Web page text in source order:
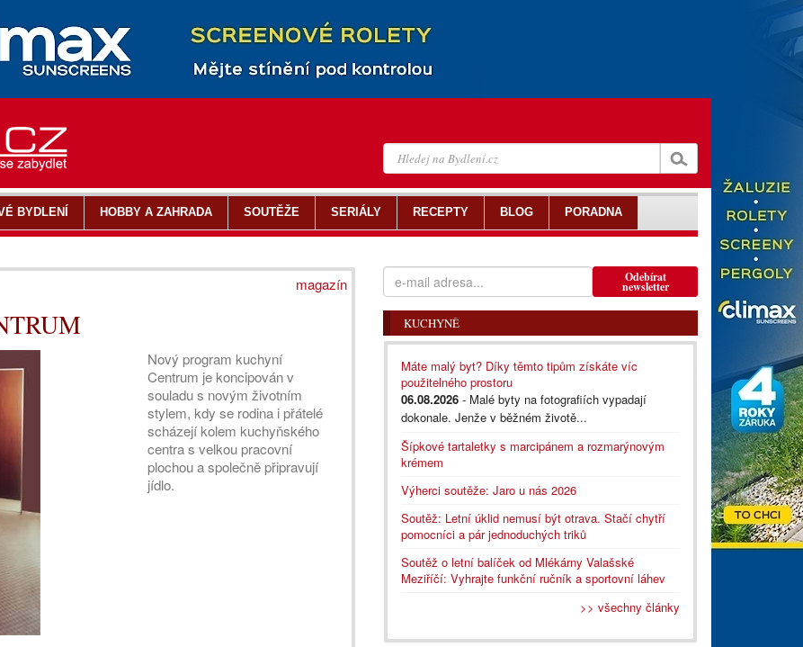
magazín
Nový program kuchyní
Centrum je koncipován v
souladu s novým životním
stylem, kdy se rodina i přátelé
scházejí kolem kuchyňského
centra s velkou pracovní
plochou a společně připravují
jídlo.
Odebírat
newsletter
KUCHYNĚ
Máte malý byt? Díky těmto tipům získáte víc
použitelného prostoru
06.08.2026 - Malé byty na fotografiích vypadají
dokonale. Jenže v běžném životě...
Šípkové tartaletky s marcipánem a rozmarýnovým
krémem
Výherci soutěže: Jaro u nás 2026
Soutěž: Letní úklid nemusí být otrava. Stačí chytří
pomocníci a pár jednoduchých triků
Soutěž o letní balíček od Mlékárny Valašské
Meziříčí: Vyhrajte funkční ručník a sportovní láhev
>> všechny články
BYDLENÍ HOBBY A ZAHRADA SOUTĚŽE SERIÁLY RECEPTY BLOG PORADNA